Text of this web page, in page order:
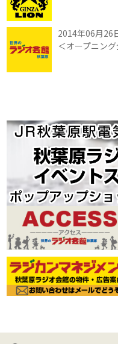
2014年06月26
＜オープニン